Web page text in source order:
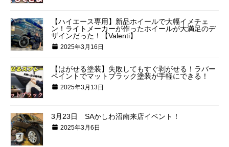
【ハイエース専用】新品ホイールで大幅イメチェ
ン！ライトメーカーが作ったホイールが大満足のデ
ザインだった！【Valenti】
2025年3月16日
【はがせる塗装】失敗してもすぐ剥がせる！ラバー
ペイントでマットブラック塗装が手軽にできる！
2025年3月13日
3月23日 SAかしわ沼南来店イベント！
2025年3月6日